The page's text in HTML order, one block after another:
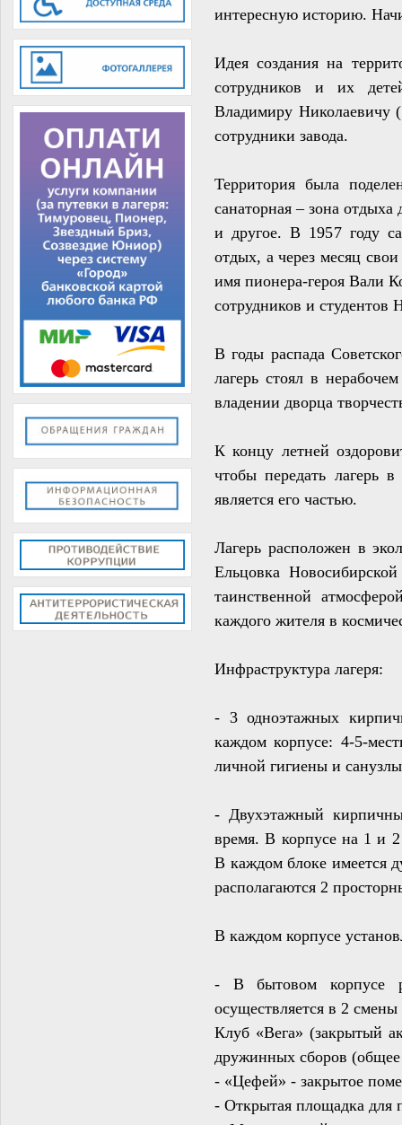
интересную историю.
Идея создания на
сотрудников и их
Владимиру Николаевичу
сотрудники завода.
Территория была
санаторная – зона
и другое. В 1957 году
отдых, а через месяц
имя пионера-героя Вали
сотрудников и
В годы распада
лагерь стоял в
владении дворца
К концу летней
чтобы передать
является его частью.
Лагерь расположен в
Ельцовка
таинственной
каждого жителя в
Инфраструктура лагеря:
- 3 одноэтажных
каждом корпусе: 4-5-
личной гигиены и
- Двухэтажный
время. В корпусе на 1 и
В каждом блоке имеется
располагаются 2
В каждом корпусе
- В бытовом корпусе
осуществляется в 2
Клуб «Вега» (закрытый
дружинных сборов (общее
- «Цефей» - закрытое
- Открытая площадка для